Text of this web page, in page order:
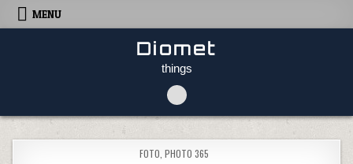
Skip to content
MENU
Diomet
things
POSTED IN
FOTO PHOTO 365